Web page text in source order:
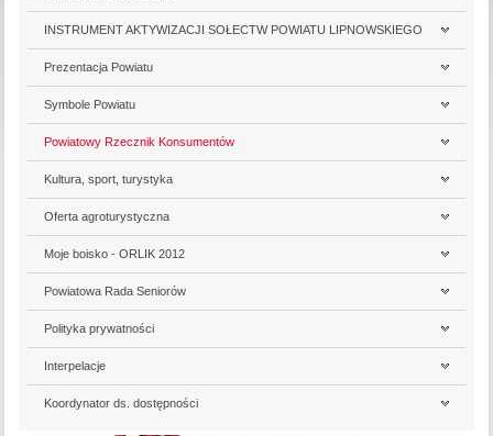
INSTRUMENT AKTYWIZACJI SOŁECTW POWIATU LIPNOWSKIEGO
Prezentacja Powiatu
Symbole Powiatu
Powiatowy Rzecznik Konsumentów
Kultura, sport, turystyka
Oferta agroturystyczna
Moje boisko - ORLIK 2012
Powiatowa Rada Seniorów
Polityka prywatności
Interpelacje
Koordynator ds. dostępności